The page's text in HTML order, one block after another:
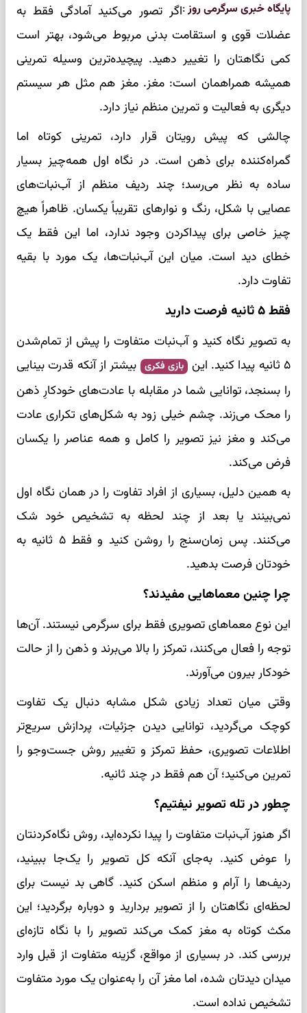
پایگاه خبری سرگرمی روز:اگر تصور می‌کنید آمادگی فقط به
عضلات قوی و استقامت بدنی مربوط می‌شود، بهتر است
کمی نگاهتان را تغییر دهید. پیچیده‌ترین وسیله تمرینی
همیشه همراهمان است: مغز. مغز هم مثل هر سیستم
دیگری به فعالیت و تمرین منظم نیاز دارد.
چالشی که پیش رویتان قرار دارد، تمرینی کوتاه اما
گمراه‌کننده برای ذهن است. در نگاه اول همه‌چیز بسیار
ساده به نظر می‌رسد؛ چند ردیف منظم از آب‌نبات‌های
عصایی با شکل، رنگ و نوارهای تقریباً یکسان. ظاهراً هیچ
چیز خاصی برای پیداکردن وجود ندارد، اما این فقط یک
خطای دید است. میان این آب‌نبات‌ها، یک مورد با بقیه
تفاوت دارد.
فقط ۵ ثانیه فرصت دارید
به تصویر نگاه کنید و آب‌نبات متفاوت را پیش از تمام‌شدن
۵ ثانیه پیدا کنید. این
بازی فکری بیشتر از آنکه قدرت بینایی
را بسنجد، توانایی شما در مقابله با عادت‌های خودکارِ ذهن
را محک می‌زند. چشم خیلی زود به شکل‌های تکراری عادت
می‌کند و مغز نیز تصویر را کامل و همه عناصر را یکسان
فرض می‌کند.
به همین دلیل، بسیاری از افراد تفاوت را در همان نگاه اول
نمی‌بینند یا بعد از چند لحظه به تشخیص خود شک
می‌کنند. پس زمان‌سنج را روشن کنید و فقط ۵ ثانیه به
خودتان فرصت بدهید.
چرا چنین معماهایی مفیدند؟
این نوع معماهای تصویری فقط برای سرگرمی نیستند. آن‌ها
توجه را فعال می‌کنند، تمرکز را بالا می‌برند و ذهن را از حالت
خودکار بیرون می‌آورند.
وقتی میان تعداد زیادی شکل مشابه دنبال یک تفاوت
کوچک می‌گردید، توانایی دیدن جزئیات، پردازش سریع‌تر
اطلاعات تصویری، حفظ تمرکز و تغییر روش جست‌وجو را
تمرین می‌کنید؛ آن هم فقط در چند ثانیه.
چطور در تله تصویر نیفتیم؟
اگر هنوز آب‌نبات متفاوت را پیدا نکرده‌اید، روش نگاه‌کردنتان
را عوض کنید. به‌جای آنکه کل تصویر را یک‌جا ببینید،
ردیف‌ها را آرام و منظم اسکن کنید. گاهی بد نیست برای
لحظه‌ای نگاهتان را از تصویر بردارید و دوباره برگردید؛ این
مکث کوتاه به مغز کمک می‌کند تصویر را با نگاه تازه‌ای
بررسی کند. در بسیاری از مواقع، گزینه متفاوت از قبل وارد
میدان دیدتان شده، اما مغز آن را به‌عنوان یک مورد متفاوت
تشخیص نداده است.